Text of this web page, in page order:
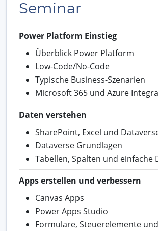
Seminar
Power Platform Einstieg
Überblick Power Platform
Low-Code/No-Code
Typische Business-Szenarien
Microsoft 365 und Azure
Daten verstehen
SharePoint, Excel und
Dataverse Grundlagen
Tabellen, Spalten und einfache
Apps erstellen und verbessern
Canvas Apps
Power Apps Studio
Formulare, Steuerelemente und